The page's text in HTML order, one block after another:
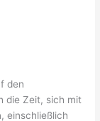
den
die Zeit, sich mit
einschließlich